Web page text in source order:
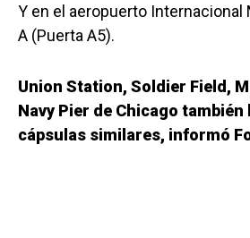
Y en el aeropuerto Internacional
A (Puerta A5).
Union Station, Soldier Field,
Navy Pier de Chicago
cápsulas similares, informó